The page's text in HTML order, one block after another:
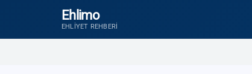
Ehlimo
EHLIYET REHBERI